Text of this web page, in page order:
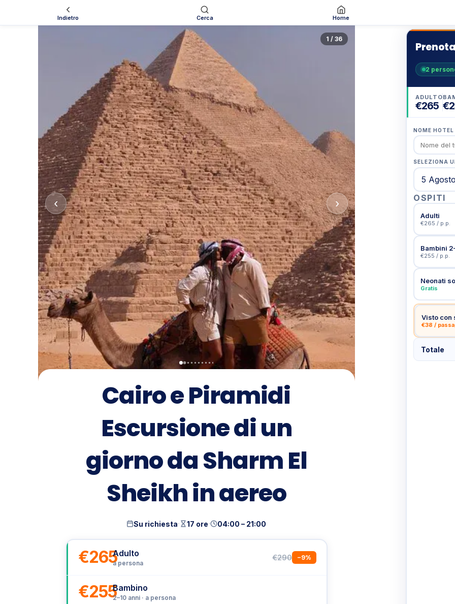
‹ ›
1 / 36
Cairo e Piramidi
Escursione di un
giorno da Sharm El
Sheikh in aereo
Su richiesta· 17 ore· 04:00 – 21:00
€265Adulto
a persona
€290 −9%
€255Bambino
2–10 anni · a persona
Indietro Cerca Home
2
ADULTO
€265
NOME HOTEL
SELEZIONA
OSPITI
Adulti
€265 / p.p.
Bambini
€255 / p.p.
Neonati
Gratis
Visto con
€38 /
Totale